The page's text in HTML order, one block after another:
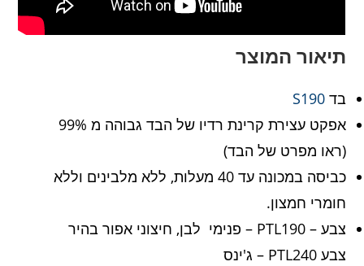
תיאור המוצר
בדS190
אפקט עצירת קרינת רדיו של הבד גבוהה מ 99%
(ראו מפרט של הבד)
כביסה במכונה עד 40 מעלות, ללא מלבינים וללא
חומרי חמצון.
צבע – PTL190 – פנימי לבן, חיצוני אפור בהיר
צבע PTL240 – ג'ינס